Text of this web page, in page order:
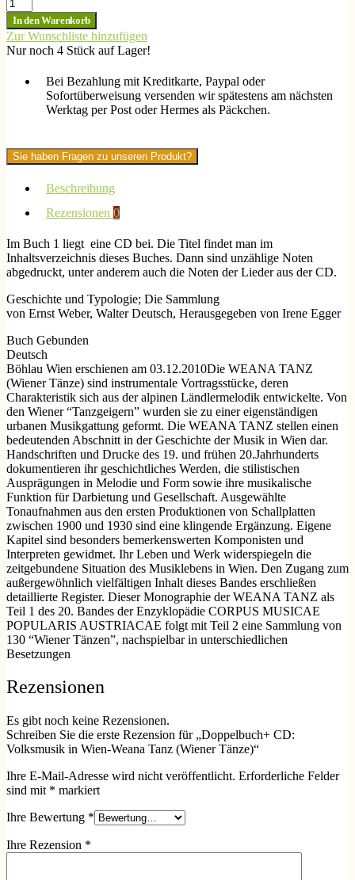
CD:
Volksmusik
in
Wien-
Tanz
In den Warenkorb
Zur Wunschliste hinzufügen
Nur noch 4 Stück auf Lager!
Bei Bezahlung mit Kreditkarte, Paypal oder
Sofortüberweisung versenden wir spätestens am nächsten
Werktag per Post oder Hermes als Päckchen.
Sie haben Fragen zu unseren Produkt?
Beschreibung
Rezensionen 0
Im Buch 1 liegt eine CD bei. Die Titel findet man im
Inhaltsverzeichnis dieses Buches. Dann sind unzählige Noten
abgedruckt, unter anderem auch die Noten der Lieder aus der CD.
Geschichte und Typologie; Die Sammlung
von Ernst Weber, Walter Deutsch, Herausgegeben von Irene Egger
Buch Gebunden
Deutsch
Böhlau Wien erschienen am 03.12.2010Die WEANA TANZ
(Wiener Tänze) sind instrumentale Vortragsstücke, deren
Charakteristik sich aus der alpinen Ländlermelodik entwickelte. Von
den Wiener “Tanzgeigern” wurden sie zu einer eigenständigen
urbanen Musikgattung geformt. Die WEANA TANZ stellen einen
bedeutenden Abschnitt in der Geschichte der Musik in Wien dar.
Handschriften und Drucke des 19. und frühen 20.Jahrhunderts
dokumentieren ihr geschichtliches Werden, die stilistischen
Ausprägungen in Melodie und Form sowie ihre musikalische
Funktion für Darbietung und Gesellschaft. Ausgewählte
Tonaufnahmen aus den ersten Produktionen von Schallplatten
zwischen 1900 und 1930 sind eine klingende Ergänzung. Eigene
Kapitel sind besonders bemerkenswerten Komponisten und
Interpreten gewidmet. Ihr Leben und Werk widerspiegeln die
zeitgebundene Situation des Musiklebens in Wien. Den Zugang zum
außergewöhnlich vielfältigen Inhalt dieses Bandes erschließen
detaillierte Register. Dieser Monographie der WEANA TANZ als
Teil 1 des 20. Bandes der Enzyklopädie CORPUS MUSICAE
POPULARIS AUSTRIACAE folgt mit Teil 2 eine Sammlung von
130 “Wiener Tänzen”, nachspielbar in unterschiedlichen
Besetzungen
Rezensionen
Es gibt noch keine Rezensionen.
Schreiben Sie die erste Rezension für „Doppelbuch+ CD:
Volksmusik in Wien-Weana Tanz (Wiener Tänze)“
Ihre E-Mail-Adresse wird nicht veröffentlicht. Erforderliche Felder
sind mit * markiert
Ihre Bewertung *
Ihre Rezension *